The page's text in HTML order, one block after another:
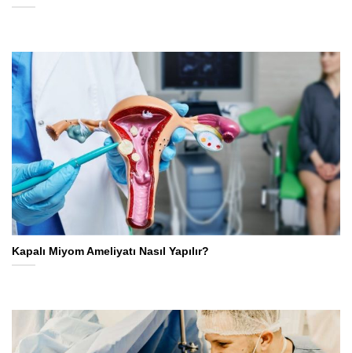
Kapalı Miyom Ameliyatı Nasıl Yapılır?